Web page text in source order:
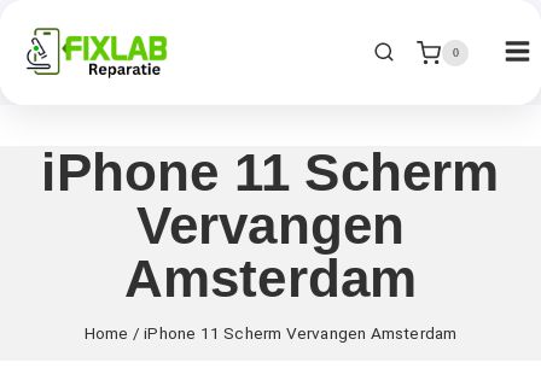
0
iPhone 11 Scherm
Vervangen
Amsterdam
Home / iPhone 11 Scherm Vervangen Amsterdam